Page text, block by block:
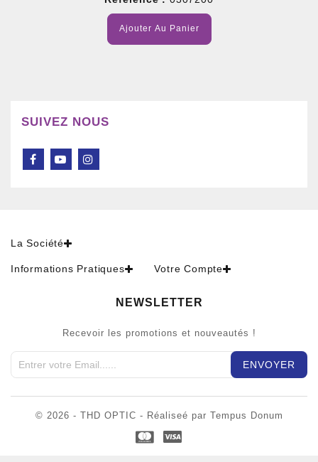
Ajouter Au Panier
SUIVEZ NOUS
La Société
Informations Pratiques Votre Compte
NEWSLETTER
Recevoir les promotions et nouveautés !
© 2026 - THD OPTIC - Réaliseé par Tempus Donum